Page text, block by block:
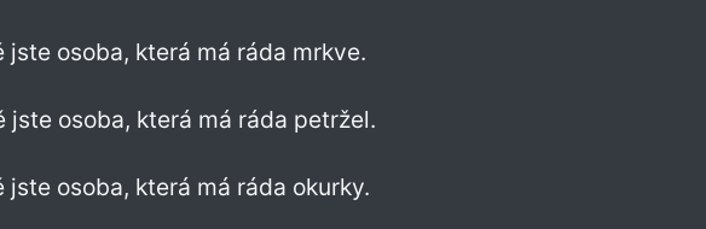
jste osoba, která má ráda mrkve.
jste osoba, která má ráda petržel.
osoba, která má ráda okurky.